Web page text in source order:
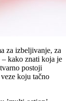
za izbeljivanje, za
– kako znati koja je
postoji
koju tačno